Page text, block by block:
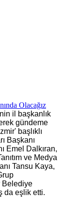
il başkanlık
gündeme
başlıklı
Başkanı
Emel Dalkıran,
ve Medya
Tansu Kaya,
Belediye
da eşlik etti.